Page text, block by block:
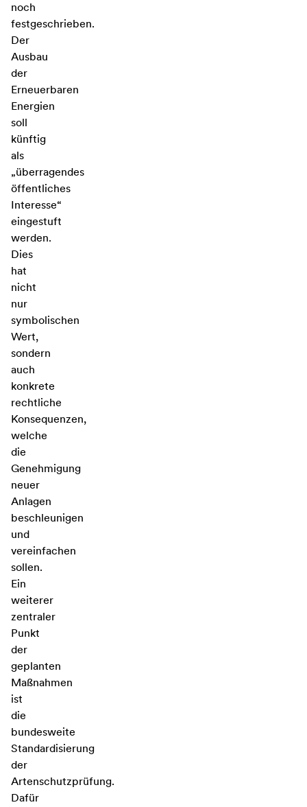
noch
festgeschrieben.
Der
Ausbau
der
Erneuerbaren
Energien
soll
künftig
als
„überragendes
öffentliches
Interesse“
eingestuft
werden.
Dies
hat
nicht
nur
symbolischen
Wert,
sondern
auch
konkrete
rechtliche
Konsequenzen,
welche
die
Genehmigung
neuer
Anlagen
beschleunigen
und
vereinfachen
sollen.
Ein
weiterer
zentraler
Punkt
der
geplanten
Maßnahmen
ist
die
bundesweite
Standardisierung
der
Artenschutzprüfung.
Dafür